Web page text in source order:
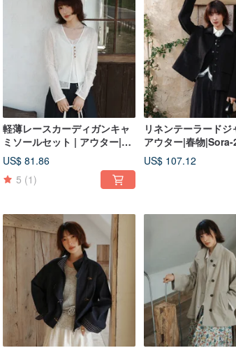
軽薄レースカーディガンキャ
ミソールセット | アウター|春
物|Sora-2070
US$ 81.86
5 (1)
リネンテーラードジ
アウター|春物
US$ 107.12